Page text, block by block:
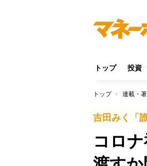
トップ 投資
トップ 連載・
吉田みく「
コロ